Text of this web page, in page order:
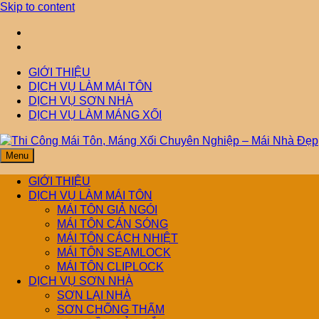
Skip to content
GIỚI THIỆU
DỊCH VỤ LÀM MÁI TÔN
DỊCH VỤ SƠN NHÀ
DỊCH VỤ LÀM MÁNG XỐI
Thi Công Mái
Nghiệp – Mái
Mái Nhà Đẹp chuyên làm mái tôn, máng xối chống thấm,
Menu
GIỚI THIỆU
DỊCH VỤ LÀM MÁI TÔN
MÁI TÔN GIẢ NGÓI
MÁI TÔN CÁN SÓNG
MÁI TÔN CÁCH NHIỆT
MÁI TÔN SEAMLOCK
MÁI TÔN CLIPLOCK
DỊCH VỤ SƠN NHÀ
SƠN LẠI NHÀ
SƠN CHỐNG THẤM